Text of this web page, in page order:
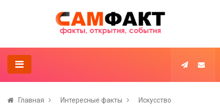
Главная Интересные факты Искусство